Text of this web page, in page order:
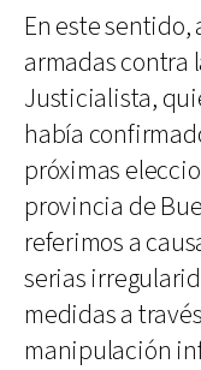
En este
armadas contra
Justicialista,
había
próximas
provincia de
referimos a
serias
medidas a
manipulación